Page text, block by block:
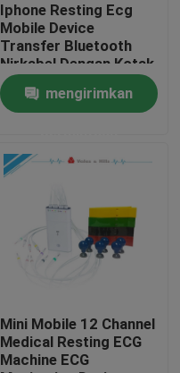
Iphone Resting Ecg
Mobile Device
Transfer Bluetooth
Nirkabel Dengan Kotak
Putih Pintar
mengirimkan
Mini Mobile 12 Channel
Medical Resting ECG
Machine ECG